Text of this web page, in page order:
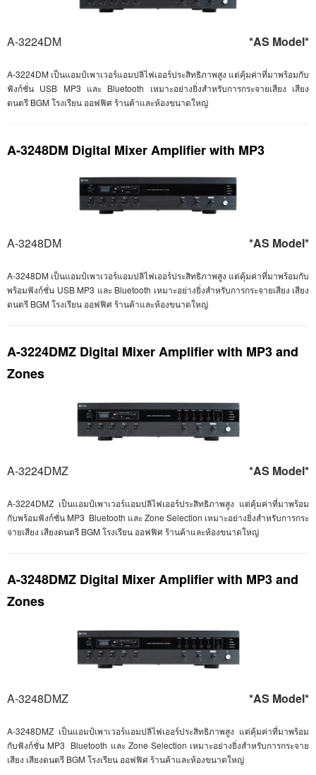
A-3224DM *AS Model*
A-3224DM เป็นแอมป์เพาเวอร์แอมปลิไฟเออร์ประสิทธิภาพสูง แต่คุ้มค่าที่มาพร้อมกับ
ฟังก์ชั่น USB MP3 และ Bluetooth เหมาะอย่างยิ่งสำหรับการกระจายเสียง เสียง
ดนตรี BGMโรงเรียน ออฟฟิศ ร้านค้าและห้องขนาดใหญ่
A-3248DM Digital Mixer Amplifier with MP3
A-3248DM *AS Model*
A-3248DM เป็นแอมป์เพาเวอร์แอมปลิไฟเออร์ประสิทธิภาพสูง แต่คุ้มค่าที่มาพร้อมกับ
พร้อมฟังก์ชั่น USB MP3 และ Bluetooth เหมาะอย่างยิ่งสำหรับการกระจายเสียง เสียง
ดนตรี BGMโรงเรียน ออฟฟิศ ร้านค้าและห้องขนาดใหญ่
A-3224DMZ Digital Mixer Amplifier with MP3 and
Zones
A-3224DMZ *AS Model*
A-3224DMZ เป็นแอมป์เพาเวอร์แอมปลิไฟเออร์ประสิทธิภาพสูง แต่คุ้มค่าที่มาพร้อม
กับพร้อมฟังก์ชั่น MP3 Bluetooth และ Zone Selection เหมาะอย่างยิ่งสำหรับการกระ
จายเสียง เสียงดนตรี BGMโรงเรียน ออฟฟิศ ร้านค้าและห้องขนาดใหญ่
A-3248DMZ Digital Mixer Amplifier with MP3 and
Zones
A-3248DMZ *AS Model*
A-3248DMZ เป็นแอมป์เพาเวอร์แอมปลิไฟเออร์ประสิทธิภาพสูง แต่คุ้มค่าที่มาพร้อม
กับฟังก์ชั่น MP3 Bluetooth และ Zone Selection เหมาะอย่างยิ่งสำหรับการกระจาย
เสียง เสียงดนตรี BGMโรงเรียน ออฟฟิศ ร้านค้าและห้องขนาดใหญ่